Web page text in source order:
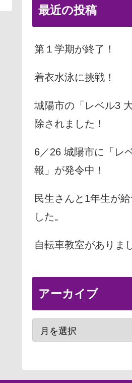
最近の投稿
第１学期が終了！
着衣水泳に挑戦！
城陽市の「レベル3
除されました！
6／26 城陽市に「レ
報」が発令中！
民生さんと1年生が
した。
自転車教室がありま
アーカイブ